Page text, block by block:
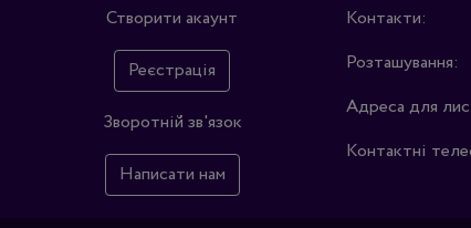
Створити акаунт
Реєстрація
Зворотній зв'язок
Написати нам
Контакти:
Розташування:
Адреса для
Контактні